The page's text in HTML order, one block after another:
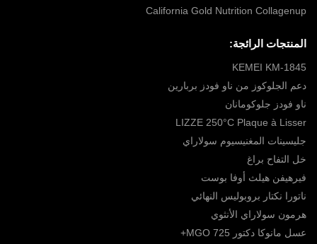
California Gold Nutrition Collagenup
المنتجات الرائجة:
KEMEI KM-1845
دعم الجلوكوز من ناو فودز بربارين
ناو فودز جلوكومانان
LIZZE 250°C Plaque à Lisser
جليسينات المغنيسيوم سولاراي
خل التفاح براغ
فيرهيفن هيلث أوفا بوست
ناتورا نكتار بروبوليس النهائي
هرمون سولاراي الأنثوي
عسل مانوكا دكتور MGO 725+